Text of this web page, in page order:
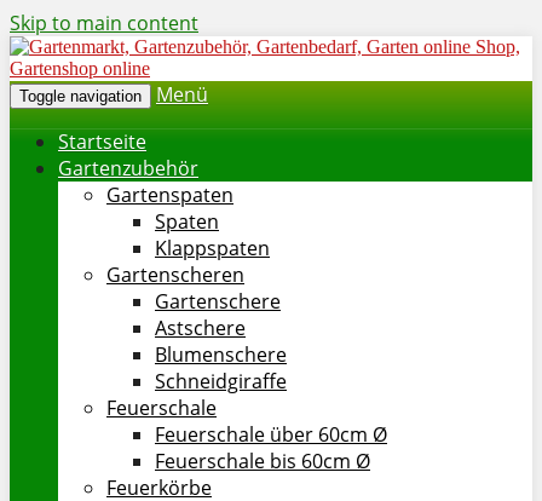
Skip to main content
Toggle navigation
Menü
Startseite
Gartenzubehör
Gartenspaten
Spaten
Klappspaten
Gartenscheren
Gartenschere
Astschere
Blumenschere
Schneidgiraffe
Feuerschale
Feuerschale über 60cm Ø
Feuerschale bis 60cm Ø
Feuerkörbe